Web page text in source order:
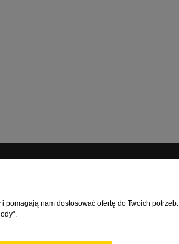
Logowanie
nam dostosować ofertę do Twoich